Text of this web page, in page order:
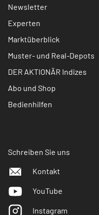
Newsletter
Experten
Marktüberblick
Muster- und Real-Depots
DER AKTIONÄR Indizes
Abo und Shop
Bedienhilfen
Schreiben Sie uns
Kontakt
YouTube
Instagram